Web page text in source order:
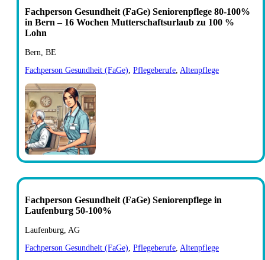
Fachperson Gesundheit (FaGe) Seniorenpflege 80-100%
in Bern – 16 Wochen Mutterschaftsurlaub zu 100 %
Lohn
Bern, BE
Fachperson Gesundheit (FaGe), Pflegeberufe, Altenpflege
Fachperson Gesundheit (FaGe) Seniorenpflege in
Laufenburg 50-100%
Laufenburg, AG
Fachperson Gesundheit (FaGe), Pflegeberufe, Altenpflege